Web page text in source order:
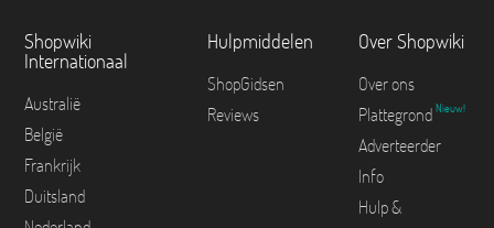
Shopwiki
Internationaal
Australië
België
Frankrijk
Duitsland
Hulpmiddelen
ShopGidsen
Reviews
Over Shopwiki
Over ons
Plattegrond Nieuw!
Adverteerder
Info
Hulp &